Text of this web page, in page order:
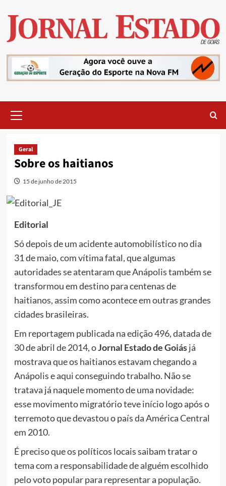
content
Menu
Geral
Sobre os haitianos
15 de junho de 2015
Editorial
Só depois de um acidente automobilístico no dia
31 de maio, com vítima fatal, que algumas
autoridades se atentaram que Anápolis também se
transformou em destino para centenas de
haitianos, assim como acontece em outras grandes
cidades brasileiras.
Em reportagem publicada na edição 496, datada de
30 de abril de 2014, oJornal Estado de Goiásjá
mostrava que os haitianos estavam chegando a
Anápolis e aqui conseguindo trabalho. Não se
tratava já naquele momento de uma novidade:
esse movimento migratório teve início logo após o
terremoto que devastou o país da América Central
em 2010.
É preciso que os políticos locais saibam tratar o
tema com a responsabilidade de alguém escolhido
pelo voto popular para representar a população.